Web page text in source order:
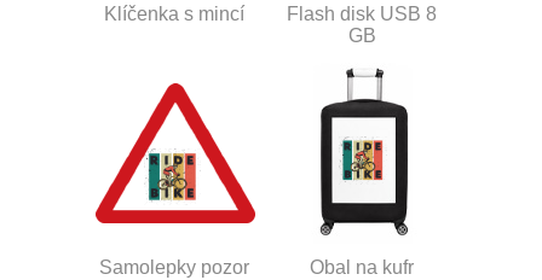
Klíčenka s mincí
Flash disk USB 8
GB
Samolepky pozor Obal na kufr